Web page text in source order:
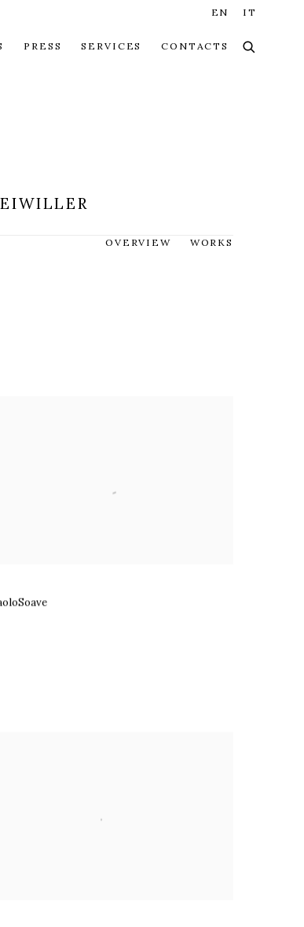
PRESS SERVICES CONTACTS
EN IT
OVERVIEW WORKS